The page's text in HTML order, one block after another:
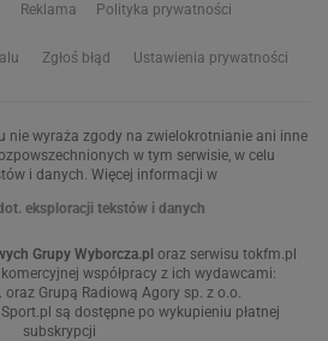
Reklama Polityka prywatności
Zgłoś błąd Ustawienia prywatności
nie wyraża zgody na zwielokrotnianie ani inne
w tym serwisie, w celu
i danych. Więcej informacji w
eksploracji tekstów i danych
Grupy Wyborcza.pl oraz serwisu tokfm.pl
współpracy z ich wydawcami:
oraz Grupą Radiową Agory sp. z o.o.
są dostępne po wykupieniu płatnej
subskrypcji